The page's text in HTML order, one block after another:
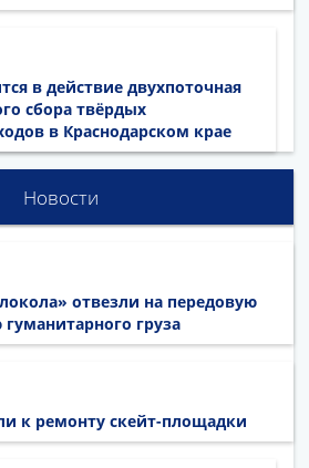
в действие двухпоточная
сбора твёрдых
в Краснодарском крае
Новости
отвезли на передовую
груза
к ремонту скейт-площадки